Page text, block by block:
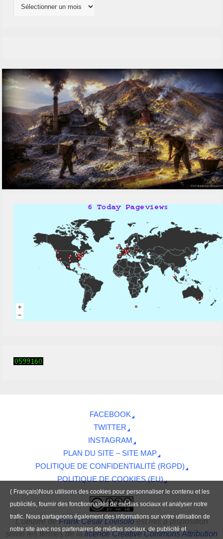
FACEBOOK
TWITTER
INSTAGRAM
PLAN DU SITE – SITE MAP
POLITIQUE DE CONFIDENTIALITÉ (RGPD)
POLITIQUE DE COOKIES (EU)
L'oeuvredeFrank César Lovisoloest mis à disposition
selon les termes de lalicence Creative Commons Attribution
( Français)Nous utilisons des cookies pour personnaliser le contenu et les
publicités, fournir des fonctionnalités de médias sociaux et analyser notre
trafic. Nous partageons également des informations sur votre utilisation de
notre site avec nos partenaires de médias sociaux, de publicité et